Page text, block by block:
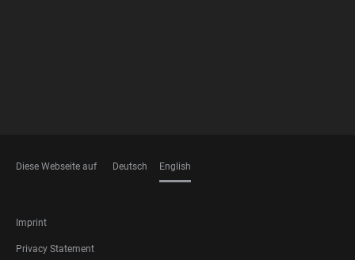
Diese Webseite auf Deutsch English
FOOTER
LEGAL
Imprint
Privacy Statement